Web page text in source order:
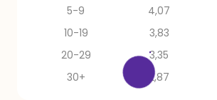
5-9
4,07
10-19
3,83
20-29
3,35
30+
2,87